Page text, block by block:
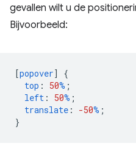
gevallen wilt u de
Bijvoorbeeld:
[popover]
{
top : 50% ;
left : 50% ;
translate : -50% ;
}